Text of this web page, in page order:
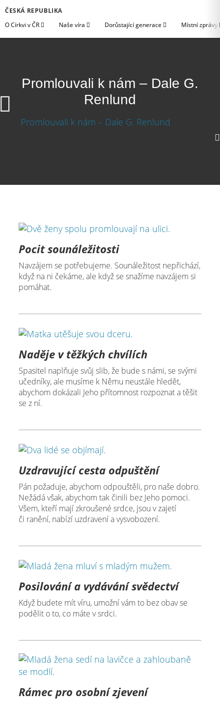
ČESKÁ REPUBLIKA
O Církvi v ČR
Naše víra Dorůstající generace Místní zprávy
Promlouvali k nám – Dale G.
Renlund
Pocit sounáležitosti
Navzájem se potřebujeme. Sounáležitost nepřichází,
když na ni čekáme, ale když se snažíme navzájem si
pomáhat.
Naděje v těžkých chvílích
Spasitel naplňuje svůj slib, že bude s námi, se svými
učedníky, ale musíme k Němu neustále hledět,
abychom dokázali Jeho přítomnost rozpoznat a těšit
se z ní.
Uzdravující cesta odpuštění
Pán požaduje, abychom odpouštěli, pro naše dobro.
Nežádá však, abychom tak činili bez Jeho pomoci.
Všem, kteří mají zkroušené srdce, jsou v zajetí
či ranění, nabízí uzdravení a vysvobození.
Posilování a vydávání svědectví
Když budete mít víru, umožní vám to bez obav se
podělit o to, co máte v srdci.
Rámec pro osobní zjevení